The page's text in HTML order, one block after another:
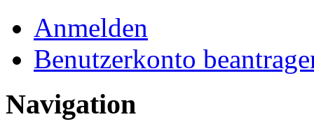
Anmelden
Benutzerkonto
Navigation